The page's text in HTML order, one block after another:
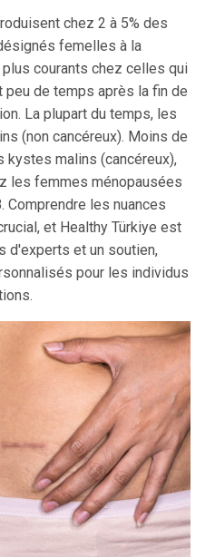
chez 2 à 5% des
femelles à la
courants chez celles qui
de temps après la fin de
La plupart du temps, les
(non cancéreux). Moins de
kystes malins (cancéreux),
les femmes ménopausées
Comprendre les nuances
et Healthy Türkiye est
d'experts et un soutien,
pour les individus